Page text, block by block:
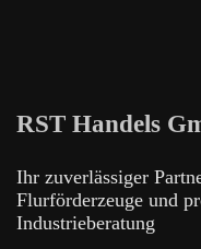
RST Handels
Ihr zuverlässiger
Flurförderzeuge und
Industrieberatung